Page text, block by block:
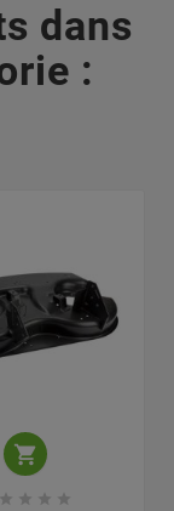
dans
:

   